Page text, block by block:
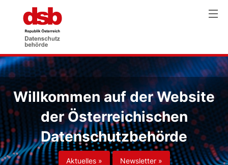
Willkommen auf der Website
der Österreichischen
Datenschutzbehörde
Aktuelles » Newsletter »